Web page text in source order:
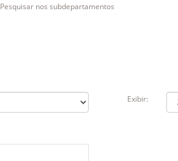
Pesquisar nos subdepartamentos
Exibir: